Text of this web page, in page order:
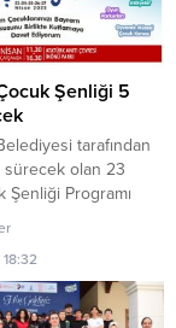
Şenliği 5
tarafından
sürecek olan 23
Şenliği Programı
Nisan Çarşamba
Müzesi,
Atatürk Anıtı